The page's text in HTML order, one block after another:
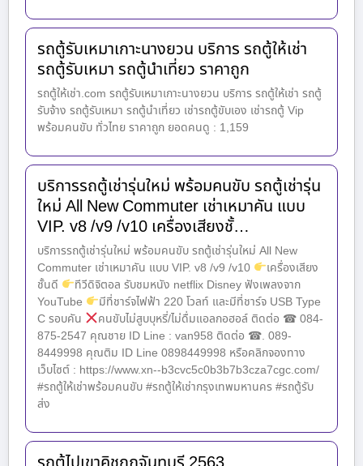
รถตู้รับเหมาเกาะนางยวน บริการ รถตู้ให้เช่า
รถตู้รับเหมา รถตู้นำเที่ยว ราคาถูก
รถตู้ให้เช่า.com รถตู้รับเหมาเกาะนางยวน บริการ รถตู้ให้เช่า รถตู้
รับจ้าง รถตู้รับเหมา รถตู้นำเที่ยว เช่ารถตู้ขับเอง เช่ารถตู้ Vip
พร้อมคนขับ ทั่วไทย ราคาถูก ยอดคนดู : 1,159
บริการรถตู้เช่ารุ่นใหม่ พร้อมคนขับ รถตู้เช่ารุ่น
ใหม่ All New Commuter เช่าเหมาคัน แบบ
VIP. v8 /v9 /v10 เครื่องเสียงชั้…
บริการรถตู้เช่ารุ่นใหม่ พร้อมคนขับ รถตู้เช่ารุ่นใหม่ All New
Commuter เช่าเหมาคัน แบบ VIP. v8 /v9 /v10
เครื่องเสียง
ชั้นดี
ทีวีดิจิตอล รับชมหนัง netflix Disney ฟังเพลงจาก
YouTube
มีที่ชาร์จไฟฟ้า 220 โวลท์ และมีที่ชาร์จ USB Type
C รอบคัน
คนขับไม่สูบบุหรี่/ไม่ดื่มแอลกอฮอล์ ติดต่อ ☎ 084-
875-2547 คุณชาย ID Line : van958 ติดต่อ ☎. 089-
8449998 คุณติม ID Line 0898449998 หรือคลิกจองทาง
เว็บไซต์ : https://www.xn--b3cvc5c0b3b7b3cza7cgc.com/
#รถตู้ให้เช่าพร้อมคนขับ #รถตู้ให้เช่ากรุงเทพมหานคร #รถตู้รับ
ส่ง